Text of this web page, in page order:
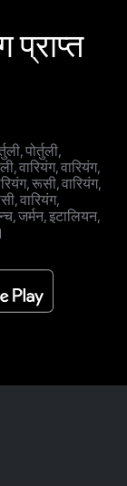
पोर्तुली,
वारियंग, वारियंग,
रूसी, वारियंग,
वारियंग,
जर्मन, इटालियन,